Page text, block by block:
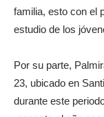
familia, esto con el
estudio de los
Por su parte,
23, ubicado en
durante este